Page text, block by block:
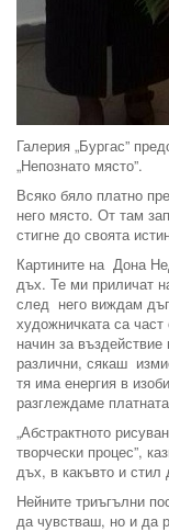
Галерия „Бургас”
„Непознато място”.
Всяко бяло платно
него място. От там
стигне до своята
Картините на Дона
дъх. Те ми приличат
след него виждам
художничката са
начин за
различни, сякаш
тя има енергия в
разглеждаме
„Абстрактното
творчески процес”,
дъх, в какъвто и стил
Нейните триъгълни
да чувстваш, но и да